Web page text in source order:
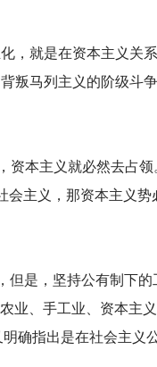
，就是在资本主义关系
叛马列主义的阶级斗争
本主义就必然去占领
会主义，那资本主义势
但是，坚持公有制下的
业、手工业、资本主义
确指出是在社会主义